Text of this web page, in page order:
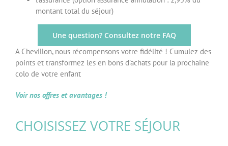
montant total du séjour)
Une question? Consultez notre FAQ
A Chevillon, nous récompensons votre fidélité ! Cumulez des
points et transformez les en bons d’achats pour la prochaine
colo de votre enfant
Voir nos offres et avantages !
CHOISISSEZ VOTRE SÉJOUR